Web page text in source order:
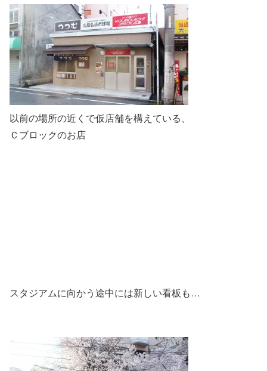
以前の場所の近くで仮店舗を構えている、
Ｃブロックのお店
スタジアムに向かう途中には新しい看板も…